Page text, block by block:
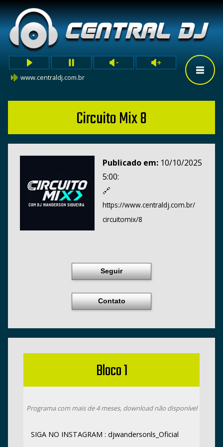
www.centraldj.com.br
Circuito Mix 8
Publicado em: 10/10/2025
5:00:
🔗
https://www.centraldj.com.br/
circuitomix/8
Seguir
Contato
Bloco 1
Programa com mais de 4 meses, download não disponível
SIGA NO INSTAGRAM : djwandersonls_Oficial